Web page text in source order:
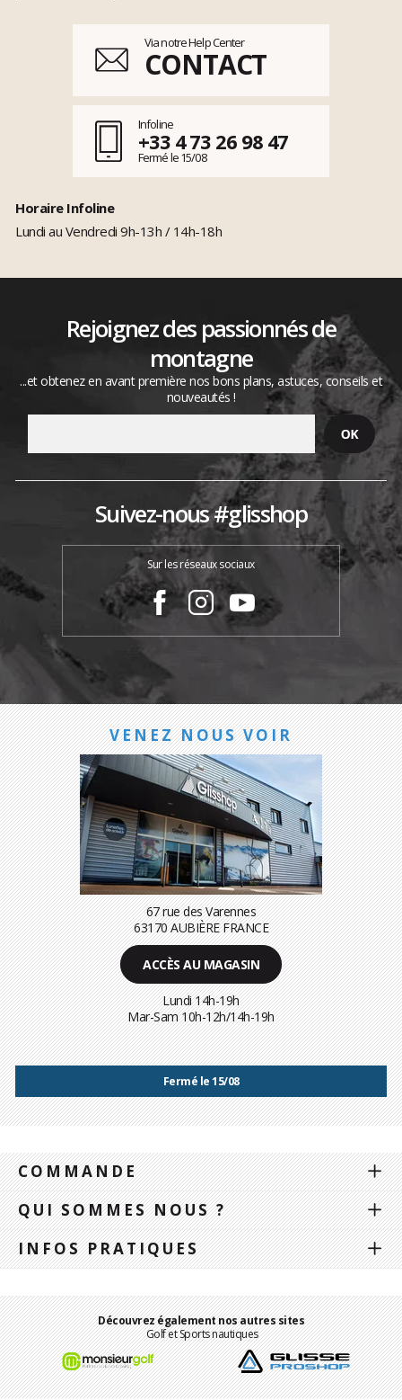
Via notre Help Center
CONTACT
Infoline
+33 4 73 26 98 47
Fermé le 15/08
Horaire Infoline
Lundi au Vendredi 9h-13h / 14h-18h
Rejoignez des passionnés de
montagne
...et obtenez en avant première nos bons plans, astuces, conseils et
nouveautés !
Suivez-nous #glisshop
Sur les réseaux sociaux
VENEZ NOUS VOIR
67 rue des Varennes
63170 AUBIÈRE FRANCE
ACCÈS AU MAGASIN
Lundi 14h-19h
Mar-Sam 10h-12h/14h-19h
Fermé le 15/08
COMMANDE
QUI SOMMES NOUS ?
INFOS PRATIQUES
Découvrez également nos autres sites
Golf et Sports nautiques